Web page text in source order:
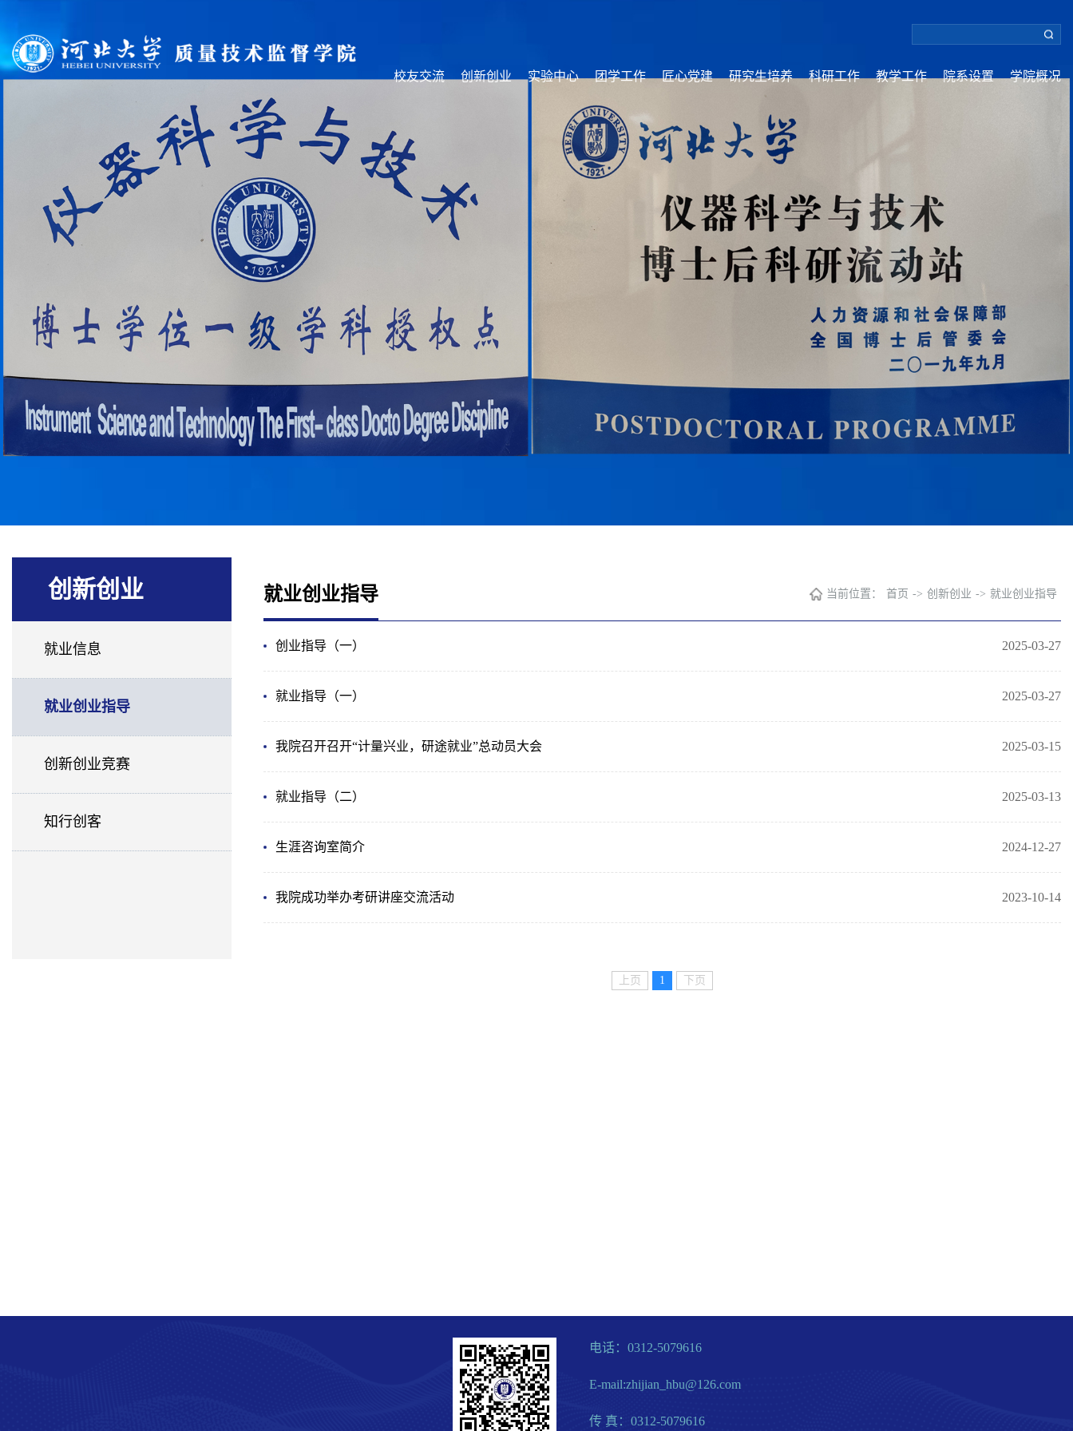
学院概况
院系设置
教学工作
科研工作
研究生培养
匠心党建
团学工作
实验中心
创新创业
校友交流
创新创业
就业信息
就业创业指导
创新创业竞赛
知行创客
就业创业指导 当前位置： 首页 -> 创新创业 -> 就业创业指导
2025-03-27
创业指导（一）
2025-03-27
就业指导（一）
2025-03-15
我院召开召开“计量兴业，研途就业”总动员大会
2025-03-13
就业指导（二）
2024-12-27
生涯咨询室简介
2023-10-14
我院成功举办考研讲座交流活动
上页 1 下页
电话：0312-5079616
E-mail:zhijian_hbu@126.com
传 真：0312-5079616